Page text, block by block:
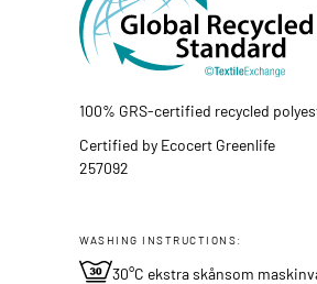
100% GRS-certified recycled
Certified by Ecocert Greenlife
257092
WASHING INSTRUCTIONS:
30°C ekstra skånsom